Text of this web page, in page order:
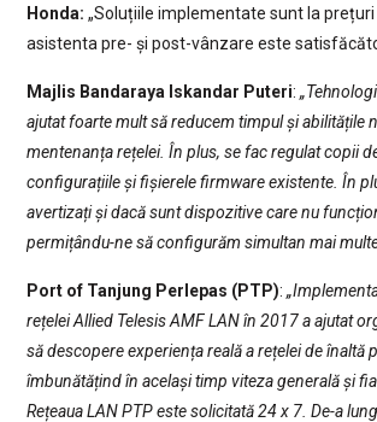
Honda: „Soluțiile implementate sunt la
asistenta pre- și post-vânzare este
Majlis Bandaraya Iskandar Puteri:
ajutat foarte mult să reducem timpul și abilitățile
mentenanța rețelei. În plus, se fac regulat copii
configurațiile și fișierele firmware existente. În
avertizați și dacă sunt dispozitive care nu
permițându-ne să configurăm simultan mai
Port of Tanjung Perlepas (PTP):
rețelei Allied Telesis AMF LAN în 2017 a ajutat
să descopere experiența reală a rețelei de înaltă
îmbunătățind în același timp viteza generală și
Rețeaua LAN PTP este solicitată 24 x 7. De-a